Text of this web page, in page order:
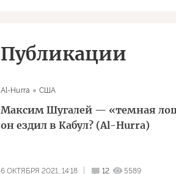
Публикации
Al-Hurra США
Максим Шугалей — «темная
он ездил в Кабул? (Al-Hurra)
6 ОКТЯБРЯ 2021, 14:18 12 5589